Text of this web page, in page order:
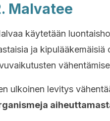
Malvatee
käytetään
ja kipulääkemäisiä
ulkoinen levitys